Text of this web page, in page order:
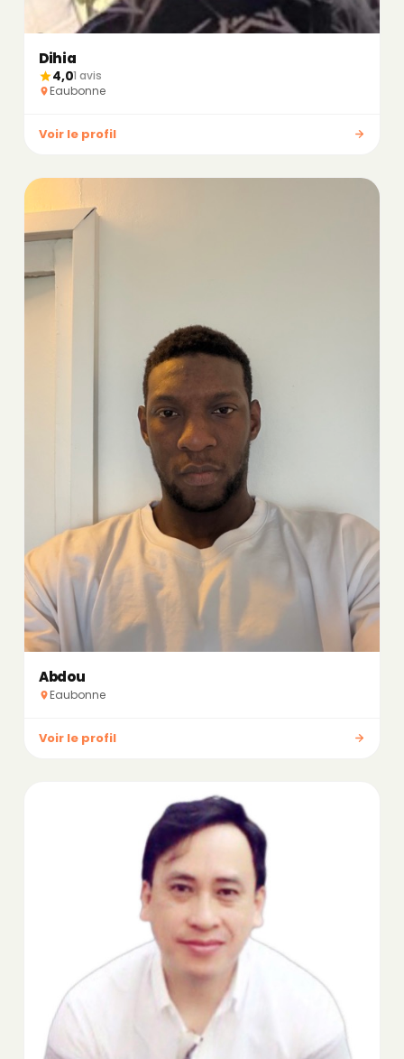
Dihia
4,01 avis
Eaubonne
Voir le profil
Abdou
Eaubonne
Voir le profil